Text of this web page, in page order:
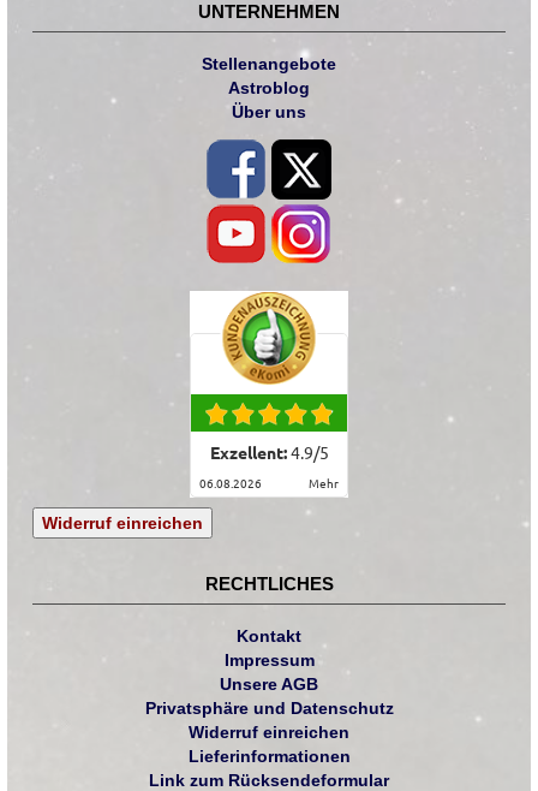
UNTERNEHMEN
Stellenangebote
Astroblog
Über uns
Exzellent:4.9/5
06.08.2026 mehr
Widerruf einreichen
RECHTLICHES
Kontakt
Impressum
Unsere AGB
Privatsphäre und Datenschutz
Widerruf einreichen
Lieferinformationen
Link zum Rücksendeformular